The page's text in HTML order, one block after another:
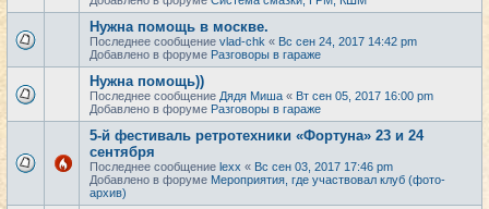
Нужна помощь в москве.
Последнее сообщение vlad-chk « Вс сен 24, 2017 14:42 pm
Добавлено в форуме Разговоры в гараже
Нужна помощь))
Последнее сообщение Дядя Миша « Вт сен 05, 2017 16:00 pm
Добавлено в форуме Разговоры в гараже
5-й фестиваль ретротехники «Фортуна» 23 и 24
сентября
Последнее сообщение lexx « Вс сен 03, 2017 17:46 pm
Добавлено в форуме Мероприятия, где участвовал клуб (фото-
архив)